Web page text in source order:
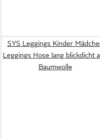
SYS Leggings Kinder
Leggings Hose lang blickdicht
Baumwolle